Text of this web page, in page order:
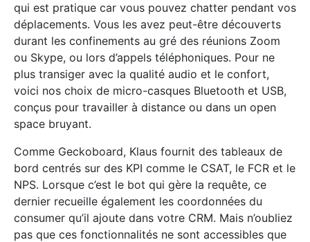
qui est pratique car vous pouvez chatter pendant vos
déplacements. Vous les avez peut-être découverts
durant les confinements au gré des réunions Zoom
ou Skype, ou lors d’appels téléphoniques. Pour ne
plus transiger avec la qualité audio et le confort,
voici nos choix de micro-casques Bluetooth et USB,
conçus pour travailler à distance ou dans un open
space bruyant.
Comme Geckoboard, Klaus fournit des tableaux de
bord centrés sur des KPI comme le CSAT, le FCR et le
NPS. Lorsque c’est le bot qui gère la requête, ce
dernier recueille également les coordonnées du
consumer qu’il ajoute dans votre CRM. Mais n’oubliez
pas que ces fonctionnalités ne sont accessibles que